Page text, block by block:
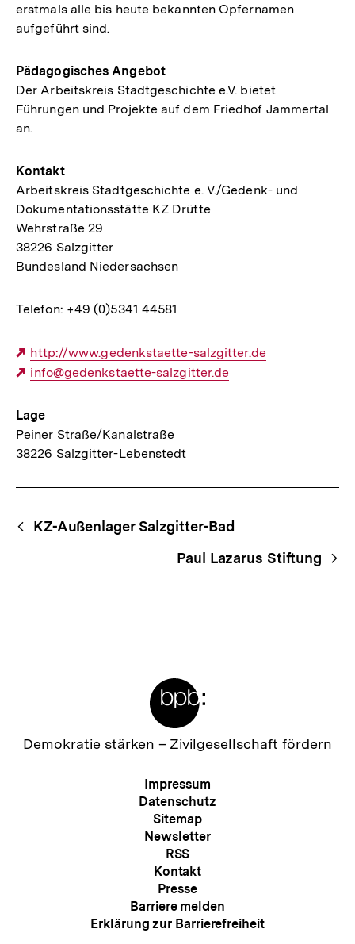
erstmals alle bis heute bekannten Opfernamen
aufgeführt sind.
Pädagogisches Angebot
Der Arbeitskreis Stadtgeschichte e.V. bietet
Führungen und Projekte auf dem Friedhof Jammertal
an.
Kontakt
Arbeitskreis Stadtgeschichte e. V./Gedenk- und
Dokumentationsstätte KZ Drütte
Wehrstraße 29
38226 Salzgitter
Bundesland Niedersachsen
Telefon: +49 (0)5341 44581
Externer
Link:
http://www.gedenkstaette-salzgitter.de
Externer
info@gedenkstaette-salzgitter.de
Lage
Peiner Straße/Kanalstraße
38226 Salzgitter-Lebenstedt
Begriffsnavigation
Content-
Navigation
KZ-Außenlager Salzgitter-Bad
Paul Lazarus Stiftung
Zur
Demokratie stärken – Zivilgesellschaft fördern
Meta-
Navigation
Impressum
Datenschutz
Sitemap
Newsletter
RSS
Kontakt
Presse
Barriere melden
Erklärung zur Barrierefreiheit